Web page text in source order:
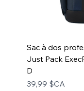
Sac à dos
Just Pack
D
Prix
39,99 $CA